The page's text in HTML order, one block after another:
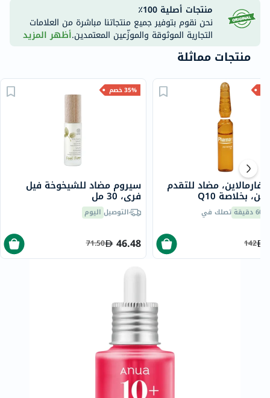
منتجات أصلية 100٪
نحن نقوم بتوفير جميع منتجاتنا مباشرة من العلامات
التجارية الموثوقة والموزّعين المعتمدين.أظهر المزيد
منتجات مماثلة
35% خصم
سيروم مضاد للشيخوخة فيل
فري، 30 مل
التوصيل اليوم
46.48
71.50
مضاد للتقدم
في السن، بخلاصة Q10
60 دقيقة تصلك في
142